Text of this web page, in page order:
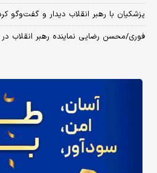
پزشکیان با رهبر انقلاب دیدار و گفت‌وگو
فوری/محسن رضایی نماینده رهبر انقلاب